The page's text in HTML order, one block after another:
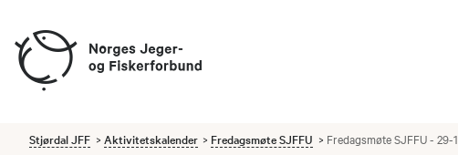
Stjørdal JFF Aktivitetskalender Fredagsmøte SJFFU Fredagsmøte SJFFU - 29-